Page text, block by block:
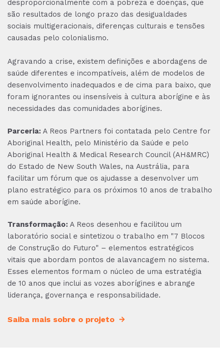
desproporcionalmente com a pobreza e doenças, que
são resultados de longo prazo das desigualdades
sociais multigeracionais, diferenças culturais e tensões
causadas pelo colonialismo.
Agravando a crise, existem definições e abordagens de
saúde diferentes e incompatíveis, além de modelos de
desenvolvimento inadequados e de cima para baixo, que
foram ignorantes ou insensíveis à cultura aborígine e às
necessidades das comunidades aborígines.
Parceria: A Reos Partners foi contatada pelo Centre for
Aboriginal Health, pelo Ministério da Saúde e pelo
Aboriginal Health & Medical Research Council (AH&MRC)
do Estado de New South Wales, na Austrália, para
facilitar um fórum que os ajudasse a desenvolver um
plano estratégico para os próximos 10 anos de trabalho
em saúde aborígine.
Transformação: A Reos desenhou e facilitou um
laboratório social e sintetizou o trabalho em "7 Blocos
de Construção do Futuro" – elementos estratégicos
vitais que abordam pontos de alavancagem no sistema.
Esses elementos formam o núcleo de uma estratégia
de 10 anos que inclui as vozes aborígines e abrange
liderança, governança e responsabilidade.
Saiba mais sobre o projeto